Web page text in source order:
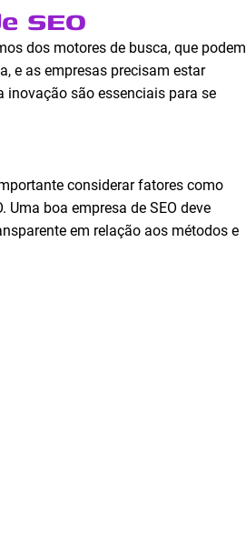
SEO
dos motores de busca, que podem
e as empresas precisam estar
inovação são essenciais para se
considerar fatores como
boa empresa de SEO deve
em relação aos métodos e